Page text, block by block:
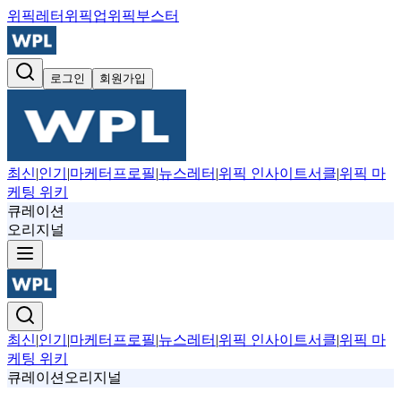
위픽레터 위픽업위픽부스터
로그인 회원가입
최신|인기 |마케터프로필|뉴스레터 |위픽 인사이트서클|위픽 마
케팅 위키
큐레이션
오리지널
최신|인기 |마케터프로필|뉴스레터 |위픽 인사이트서클|위픽 마
케팅 위키
큐레이션 오리지널